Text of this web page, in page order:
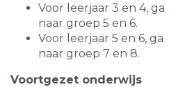
Voor leerjaar 3 en 4, ga
naar groep 5 en 6.
Voor leerjaar 5 en 6, ga
naar groep 7 en 8.
Voortgezet onderwijs